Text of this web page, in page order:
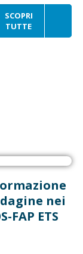
SCOPRI
TUTTE
nei
FAP ETS